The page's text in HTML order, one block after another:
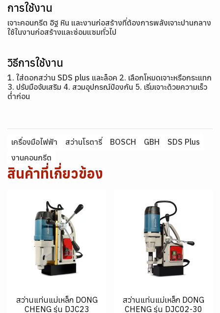
การใช้งาน
เจาะคอนกรีต อิฐ หิน และงานก่อสร้างที่ต้องการพลังเจาะปานกลาง
ใช้ในงานก่อสร้างและซ่อมแซมทั่วไป
วิธีการใช้งาน
1. ใส่ดอกสว่าน SDS plus และล็อค 2. เลือกโหมดเจาะหรือกระแทก
3. ปรับมือจับเสริม 4. สวมอุปกรณ์ป้องกัน 5. เริ่มเจาะด้วยความเร็ว
ต่ำก่อน
เครื่องมือไฟฟ้า สว่านโรตารี่ BOSCH GBH
SDS Plus
งานคอนกรีต
สินค้าที่เกี่ยวข้อง
สว่านแท่นแม่เหล็ก DONG
CHENG รุ่น DJC23
สว่านแท่นแม่เหล็ก DONG
CHENG รุ่น DJC02-30